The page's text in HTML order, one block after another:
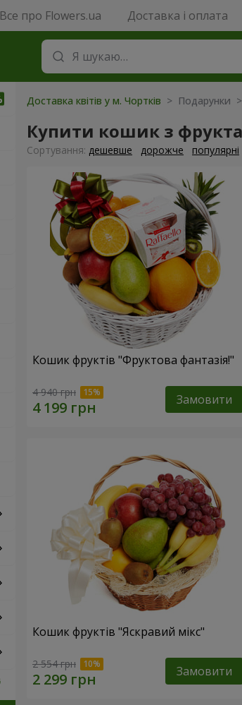
Все про Flowers.ua Доставка і оплата
Доставка квітів у м. Чортків > Подарунки
Купити кошик з
Сортування: дешевше дорожче популярні
Кошик фруктів "Фруктова фантазія!"
4 940 грн Замовити
Кошик фруктів "Яскравий мікс"
2 554 грн Замовити